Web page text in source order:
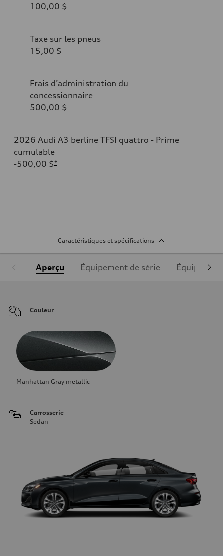
100,00 $
Taxe sur les pneus
15,00 $
Frais d’administration du
concessionnaire
500,00 $
2026 Audi A3 berline TFSI quattro - Prime
cumulable
-500,00 $*
Caractéristiques et spécifications
Aperçu Équipement de série
Couleur
Manhattan Gray metallic
Carrosserie
Sedan